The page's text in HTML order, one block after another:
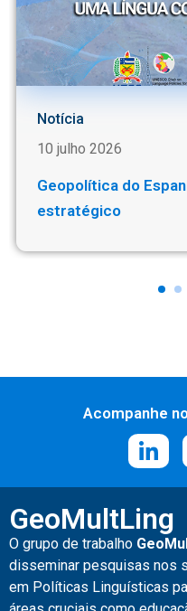
Notícia
10 julho 2026
Geopolítica do
estratégicoㅤ
Acompanhe
GeoMultLing
O grupo de trabalho
disseminar pesquisas nos
em Políticas Linguísticas